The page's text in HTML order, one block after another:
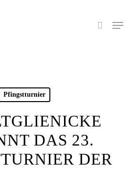
search
Menu
Pfingstturnier
DAS 23.
DER